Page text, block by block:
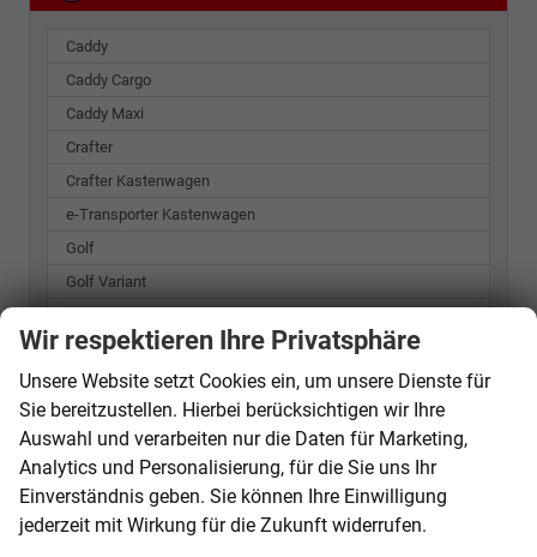
Caddy
Caddy Cargo
Caddy Maxi
Crafter
Crafter Kastenwagen
e-Transporter Kastenwagen
Golf
Golf Variant
ID.4
ID.7
Passat Variant
Polo
T-Roc
Wir respektieren Ihre Privatsphäre
Unsere Website setzt Cookies ein, um unsere Dienste für
Sie bereitzustellen. Hierbei berücksichtigen wir Ihre
Auswahl und verarbeiten nur die Daten für Marketing,
Analytics und Personalisierung, für die Sie uns Ihr
Einverständnis geben. Sie können Ihre Einwilligung
jederzeit mit Wirkung für die Zukunft widerrufen.